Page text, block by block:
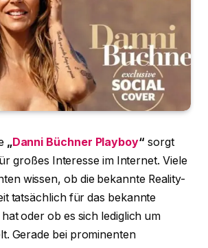
„Danni Büchner Playboy“ sorgt
großes Interesse im Internet. Viele
wissen, ob die bekannte Reality-
tatsächlich für das bekannte
oder ob es sich lediglich um
Gerade bei prominenten